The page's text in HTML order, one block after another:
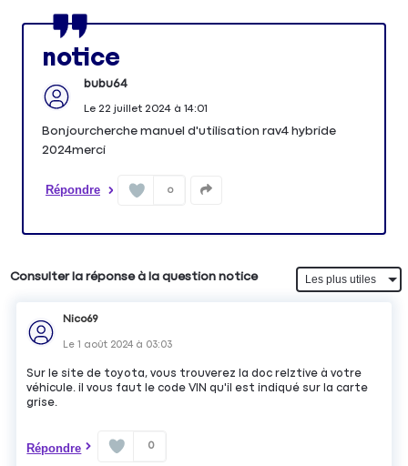
notice
bubu64
Le 22 juillet 2024à 14:01
Bonjourcherche manuel d'utilisation rav4 hybride
2024merci
Répondre 0
Consulter la réponse à la question notice
Nico69
Le1 août 2024 à 03:03
Sur le site de toyota, vous trouverez la doc relztive à votre
véhicule. il vous faut le code VIN qu'il est indiqué sur la carte
grise.
Répondre 0